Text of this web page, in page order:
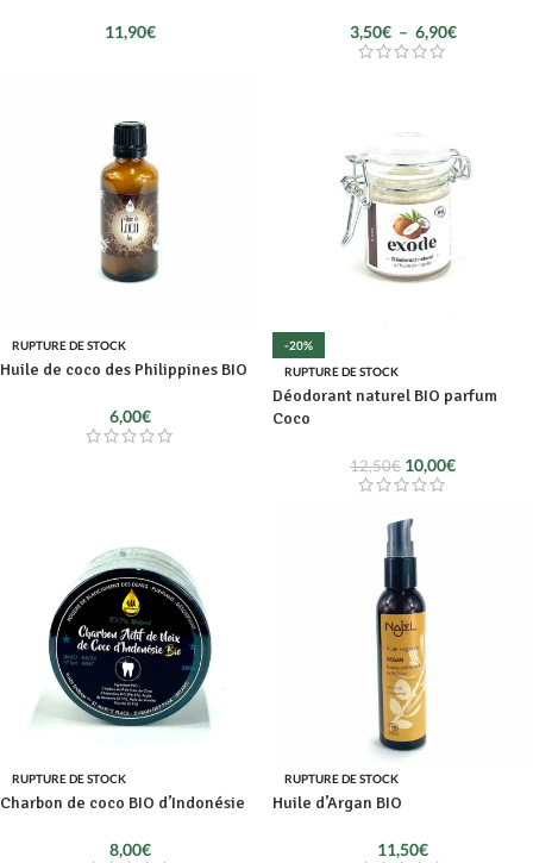
11,90€ 3,50€ – 6,90€
RUPTURE DE STOCK
Huile de coco des Philippines BIO
6,00€
-20%
RUPTURE DE STOCK
Déodorant naturel BIO parfum
Coco
12,50€ 10,00€
RUPTURE DE STOCK
Charbon de coco BIO d’Indonésie
8,00€
RUPTURE DE STOCK
Huile d’Argan BIO
11,50€